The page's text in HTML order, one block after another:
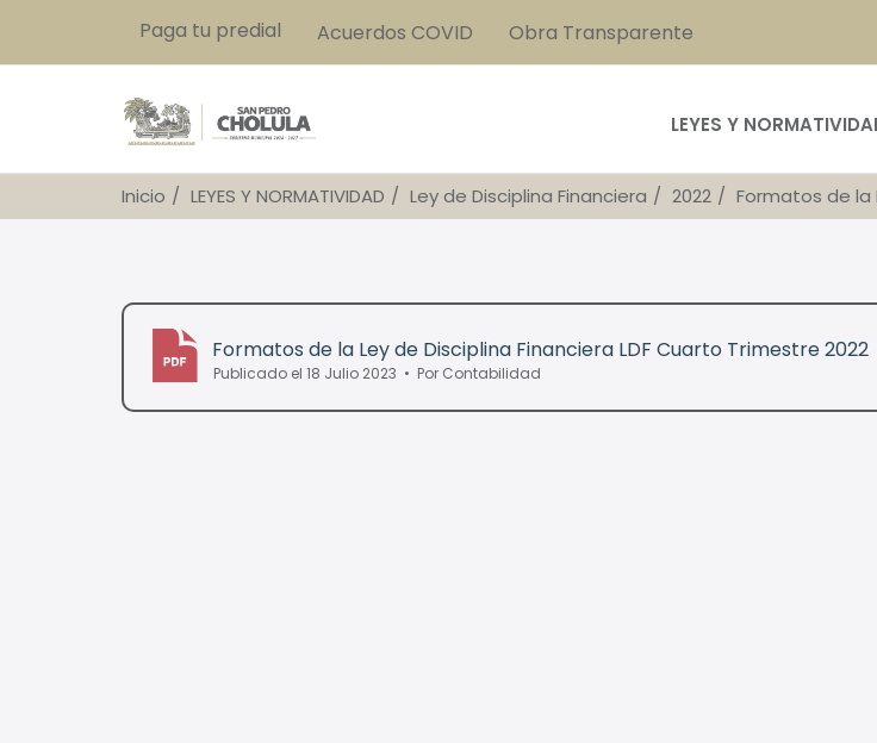
Paga tu predial Acuerdos COVID Obra Transparente
LEYES Y
Inicio LEYES Y NORMATIVIDAD Ley de Disciplina Financiera 2022 Formatos de la
pdf
Formatos de la Ley de Disciplina Financiera LDF Cuarto Trimestre 2022
Publicado el 18 Julio 2023 Por Contabilidad